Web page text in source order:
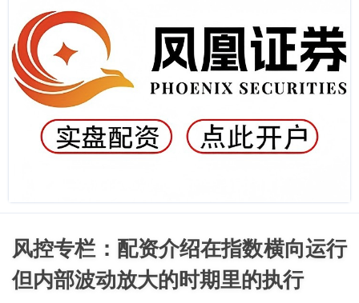
风控专栏：配资介绍在指数横向运行
但内部波动放大的时期里的执行